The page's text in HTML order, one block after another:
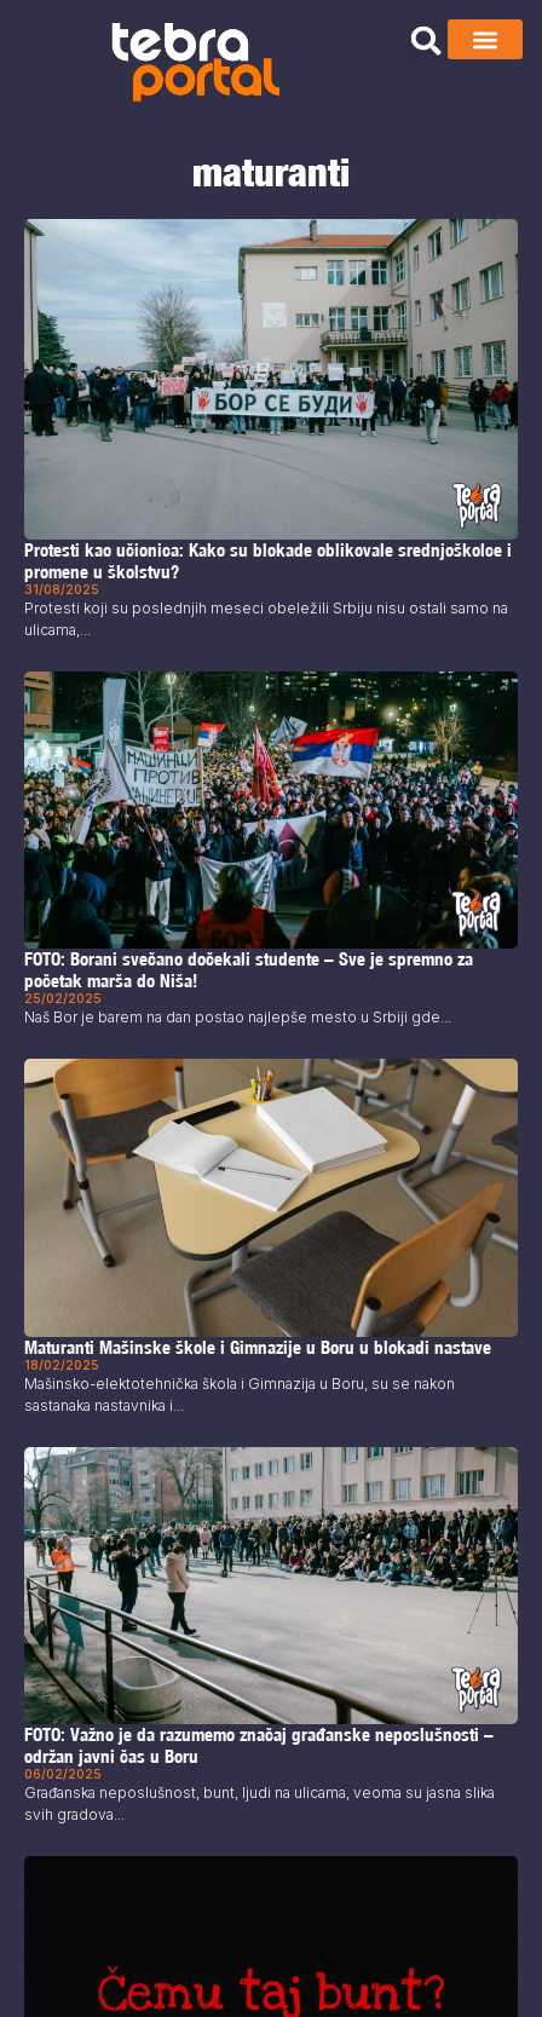
maturanti
Protesti kao učionica: Kako su blokade oblikovale srednjoškolce i
promene u školstvu?
31/08/2025
Protesti koji su poslednjih meseci obeležili Srbiju nisu ostali samo na
ulicama,...
FOTO: Borani svečano dočekali studente – Sve je spremno za
početak marša do Niša!
25/02/2025
Naš Bor je barem na dan postao najlepše mesto u Srbiji gde...
Maturanti Mašinske škole i Gimnazije u Boru u blokadi nastave
18/02/2025
Mašinsko-elektotehnička škola i Gimnazija u Boru, su se nakon
sastanaka nastavnika i...
FOTO: Važno je da razumemo značaj građanske neposlušnosti –
održan javni čas u Boru
06/02/2025
Građanska neposlušnost, bunt, ljudi na ulicama, veoma su jasna slika
svih gradova...